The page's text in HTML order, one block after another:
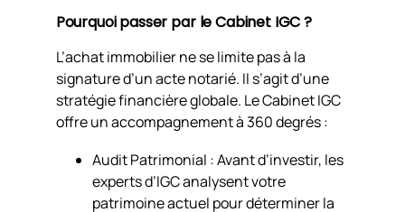
Pourquoi passer par le Cabinet IGC ?
L’achat immobilier ne se limite pas à la
signature d’un acte notarié. Il s’agit d’une
stratégie financière globale. Le Cabinet IGC
offre un accompagnement à 360 degrés :
Audit Patrimonial : Avant d’investir, les
experts d’IGC analysent votre
patrimoine actuel pour déterminer la